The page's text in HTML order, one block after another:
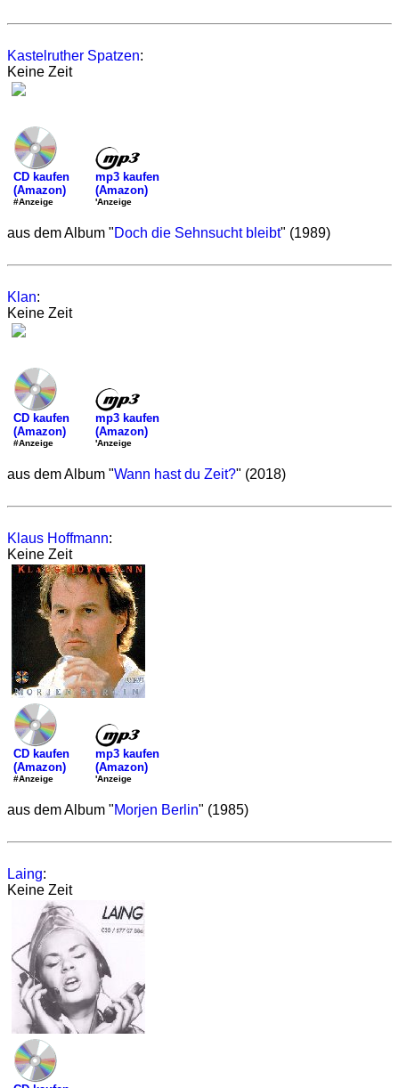
Kastelruther Spatzen:
Keine Zeit
CD kaufen
(Amazon)
#Anzeige
mp3 kaufen
(Amazon)
'Anzeige
aus dem Album "Doch die Sehnsucht bleibt" (1989)
Klan:
Keine Zeit
CD kaufen
(Amazon)
#Anzeige
mp3 kaufen
(Amazon)
'Anzeige
aus dem Album "Wann hast du Zeit?" (2018)
Klaus Hoffmann:
Keine Zeit
CD kaufen
(Amazon)
#Anzeige
mp3 kaufen
(Amazon)
'Anzeige
aus dem Album "Morjen Berlin" (1985)
Laing:
Keine Zeit